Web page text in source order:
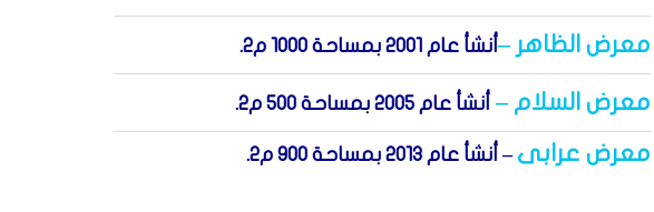
معرض الظاهر –أنشأ عام 2001 بمساحة 1000 م2.
معرض السلام –أنشأ عام 2005 بمساحة 500 م2.
معرض عرابى – أنشأ عام 2013 بمساحة 900 م2.